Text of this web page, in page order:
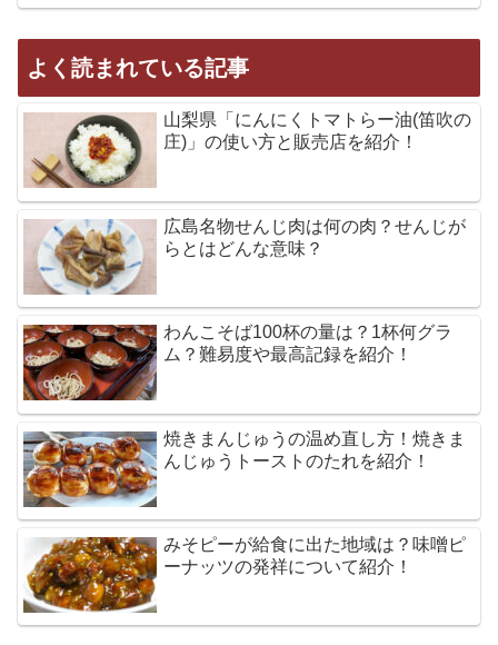
よく読まれている記事
山梨県「にんにくトマトらー油(笛吹の
庄)」の使い方と販売店を紹介！
広島名物せんじ肉は何の肉？せんじが
らとはどんな意味？
わんこそば100杯の量は？1杯何グラ
ム？難易度や最高記録を紹介！
焼きまんじゅうの温め直し方！焼きま
んじゅうトーストのたれを紹介！
みそピーが給食に出た地域は？味噌ピ
ーナッツの発祥について紹介！